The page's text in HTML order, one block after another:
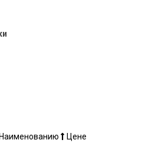
Наименованию
Цене